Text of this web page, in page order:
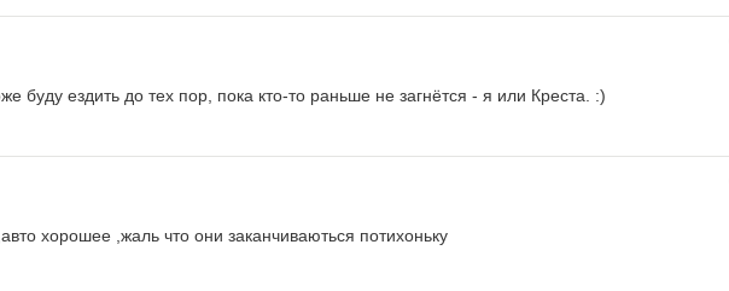
буду ездить до тех пор, пока кто-то раньше не загнётся - я или Креста. :)
хорошее ,жаль что они заканчиваються потихоньку